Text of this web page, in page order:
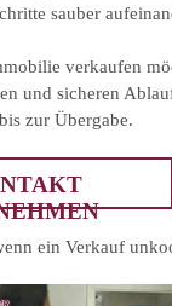
sauber
verkaufen
und sicheren
zur Übergabe.
ein Verkauf